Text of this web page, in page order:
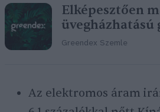
Elképesztően
üvegházhatású
Greendex Szemle
Az elektromos áram